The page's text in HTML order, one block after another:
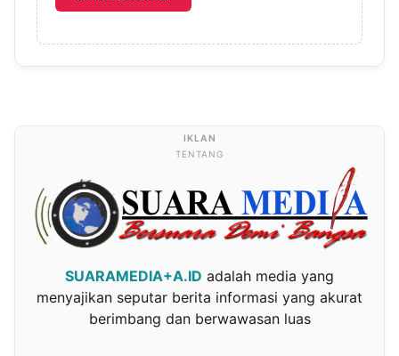
TENTANG
SUARAMEDIA+A.ID adalah media yang
menyajikan seputar berita informasi yang akurat
berimbang dan berwawasan luas